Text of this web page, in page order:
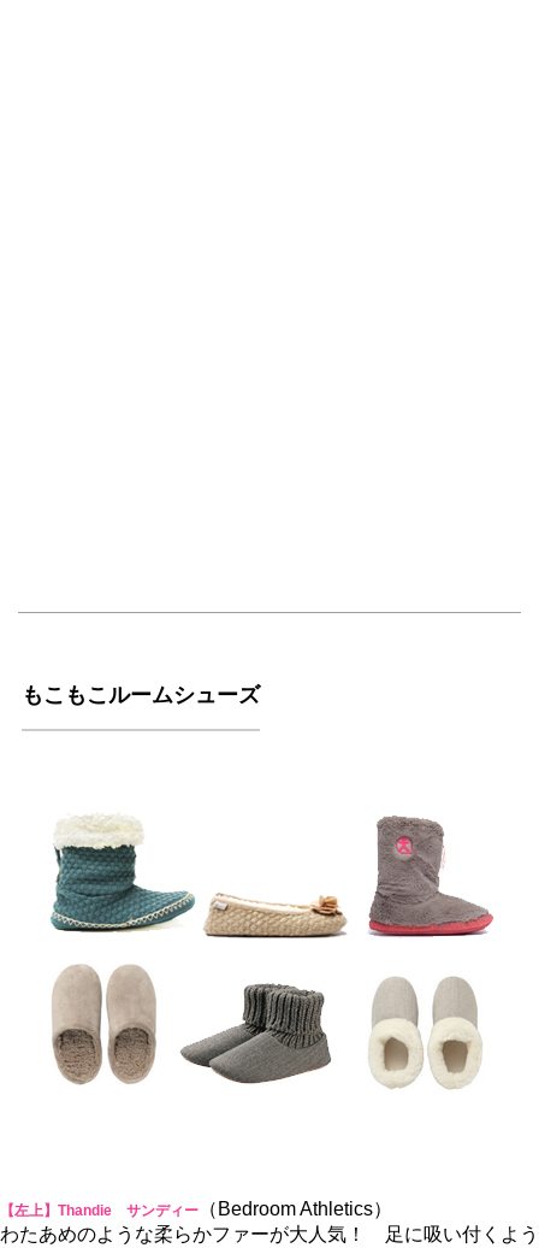
もこもこルームシューズ
【左上】Thandie サンディー
（Bedroom Athletics）
わたあめのような柔らかファーが大人気！ 足に吸い付くよう